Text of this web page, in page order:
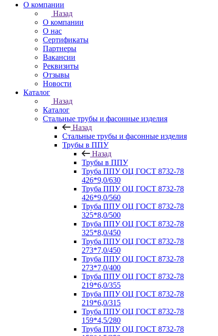
О компании
Назад
О компании
О нас
Сертификаты
Партнеры
Вакансии
Реквизиты
Отзывы
Новости
Каталог
Назад
Каталог
Стальные трубы и фасонные изделия
Назад
Стальные трубы и фасонные изделия
Трубы в ППУ
Назад
Трубы в ППУ
Труба ППУ ОЦ ГОСТ 8732-78
426*9,0/630
Труба ППУ ОЦ ГОСТ 8732-78
426*9,0/560
Труба ППУ ОЦ ГОСТ 8732-78
325*8,0/500
Труба ППУ ОЦ ГОСТ 8732-78
325*8,0/450
Труба ППУ ОЦ ГОСТ 8732-78
273*7,0/450
Труба ППУ ОЦ ГОСТ 8732-78
273*7,0/400
Труба ППУ ОЦ ГОСТ 8732-78
219*6,0/355
Труба ППУ ОЦ ГОСТ 8732-78
219*6,0/315
Труба ППУ ОЦ ГОСТ 8732-78
159*4,5/280
Труба ППУ ОЦ ГОСТ 8732-78